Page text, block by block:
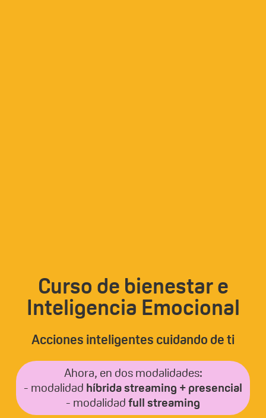
Curso de bienestar e
Inteligencia Emocional
Acciones inteligentes cuidando de ti
Ahora, en dos modalidades:
- modalidad híbrida streaming + presencial
- modalidadfull streaming